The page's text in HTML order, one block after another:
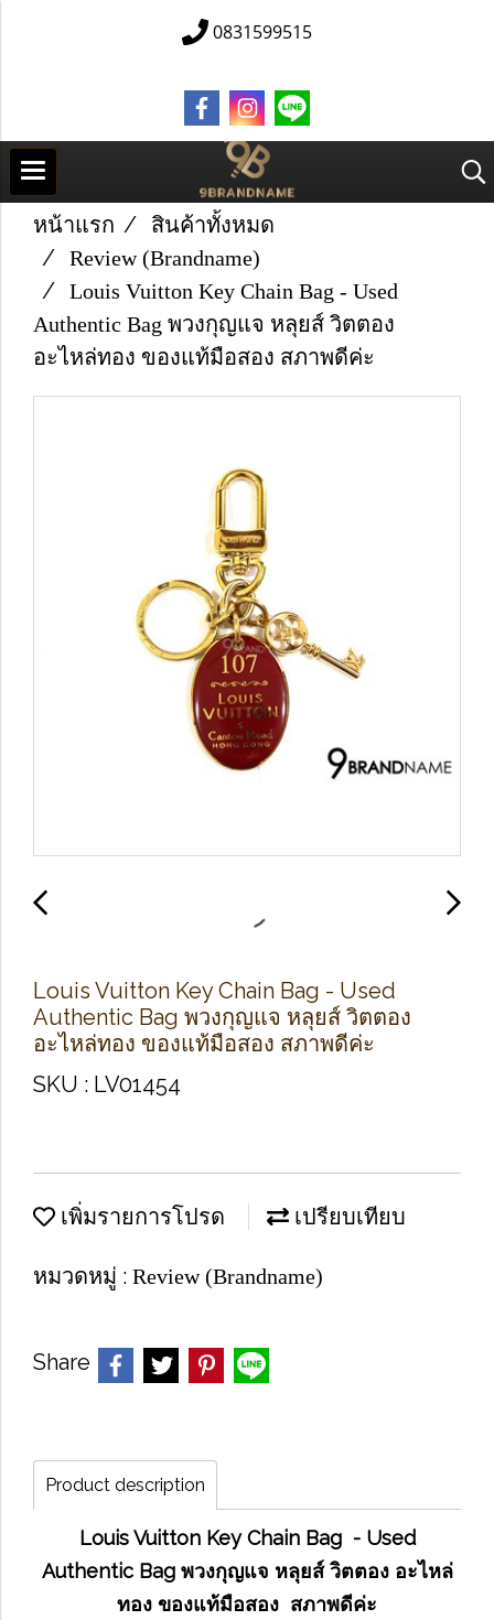
0831599515
หน้าแรก
สินค้าทั้งหมด
Review (Brandname)
Louis Vuitton Key Chain Bag - Used
Authentic Bag พวงกุญแจ หลุยส์ วิตตอง
อะไหล่ทอง ของแท้มือสอง สภาพดีค่ะ
Louis Vuitton Key Chain Bag - Used
Authentic Bag พวงกุญแจ หลุยส์ วิตตอง
อะไหล่ทอง ของแท้มือสอง สภาพดีค่ะ
SKU : LV01454
เพิ่มรายการโปรด เปรียบเทียบ
หมวดหมู่ : Review (Brandname)
Share
Product description
Louis Vuitton Key Chain Bag - Used
Authentic Bag พวงกุญแจ หลุยส์ วิตตอง อะไหล่
ทอง ของแท้มือสอง สภาพดีค่ะ